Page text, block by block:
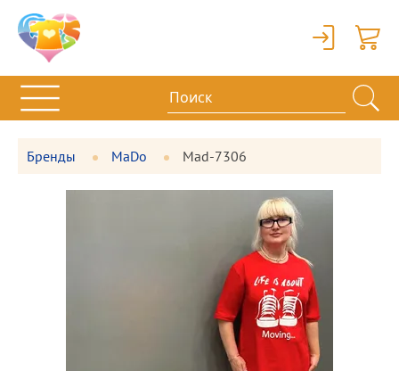
Вход
Бренды MaDo Mad-7306
Фотографии
товара
Большая